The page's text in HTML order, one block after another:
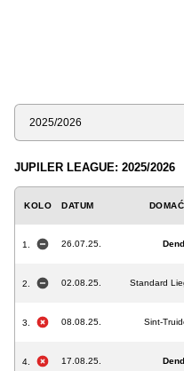
Sezona
JUPILER LEAGUE: 2025/2026
KOLO DATUM
1. 26.07.25.
2. 02.08.25. Standard
3. 08.08.25. Sint-
4. 17.08.25.